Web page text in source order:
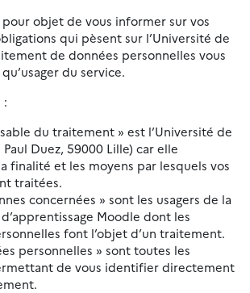
objet de vous informer sur vos
qui pèsent sur l’Université de
de données personnelles vous
du service.
:
du traitement » est l’Université de
Duez, 59000 Lille) car elle
finalité et les moyens par lesquels vos
traitées.
concernées » sont les usagers de la
Moodle dont les
font l’objet d’un traitement.
personnelles » sont toutes les
de vous identifier directement